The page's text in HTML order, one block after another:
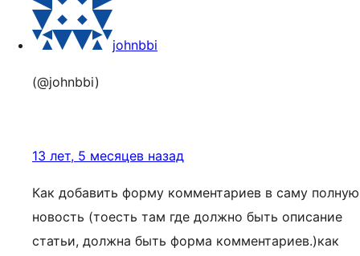
johnbbi
(@johnbbi)
13 лет, 5 месяцев назад
Как добавить форму комментариев в саму полную
новость (тоесть там где должно быть описание
статьи, должна быть форма комментариев.)как